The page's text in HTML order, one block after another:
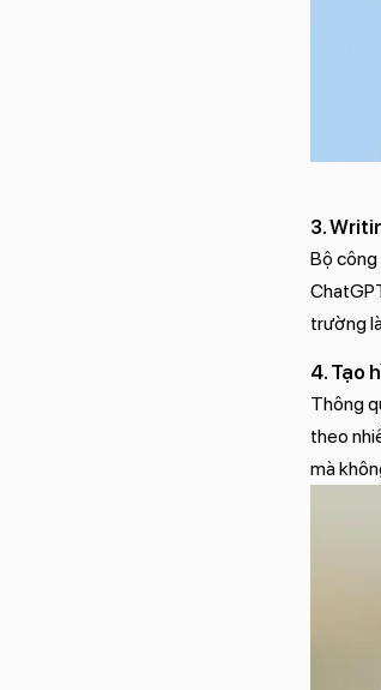
3.
Bộ
trường
4. Tạo
Thông
theo
mà